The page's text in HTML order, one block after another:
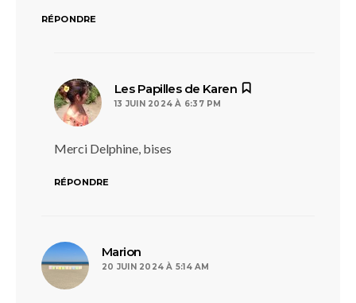
RÉPONDRE
Les Papilles de Karen
13 JUIN 2024 À 6:37 PM
Merci Delphine, bises
RÉPONDRE
Marion
20 JUIN 2024 À 5:14 AM